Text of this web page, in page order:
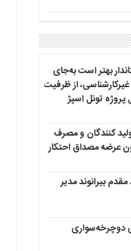
بهتر است به‌جای
از ظرفیت
تونل اسپژ
کنندگان و مصرف
عرضه مصداق احتکار
بیرانوند مدیر
دوچرخه‌سواری